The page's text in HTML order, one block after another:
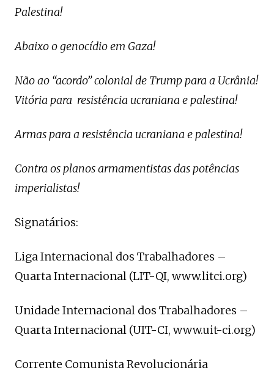
Palestina!
Abaixo o genocídio em Gaza!
Não ao “acordo” colonial de Trump para a Ucrânia!
Vitória para resistência ucraniana e palestina!
Armas para a resistência ucraniana e palestina!
Contra os planos armamentistas das potências
imperialistas!
Signatários:
Liga Internacional dos Trabalhadores –
Quarta Internacional (LIT-QI, www.litci.org)
Unidade Internacional dos Trabalhadores –
Quarta Internacional (UIT-CI, www.uit-ci.org)
Corrente Comunista Revolucionária